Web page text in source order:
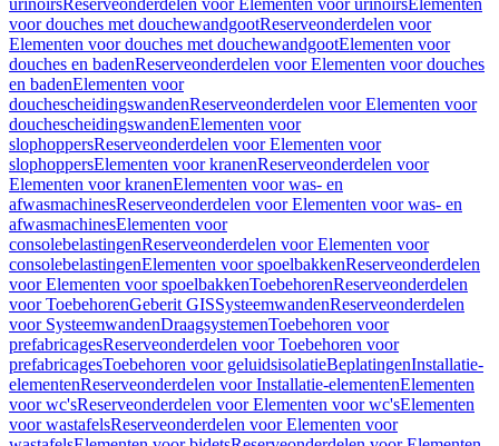
urinoirsReserveonderdelen voor Elementen voor urinoirsElementen
voor douches met douchewandgootReserveonderdelen voor
Elementen voor douches met douchewandgootElementen voor
douches en badenReserveonderdelen voor Elementen voor douches
en badenElementen voor
douchescheidingswandenReserveonderdelen voor Elementen voor
douchescheidingswandenElementen voor
slophoppersReserveonderdelen voor Elementen voor
slophoppersElementen voor kranenReserveonderdelen voor
Elementen voor kranenElementen voor was- en
afwasmachinesReserveonderdelen voor Elementen voor was- en
afwasmachinesElementen voor
consolebelastingenReserveonderdelen voor Elementen voor
consolebelastingenElementen voor spoelbakkenReserveonderdelen
voor Elementen voor spoelbakkenToebehorenReserveonderdelen
voor ToebehorenGeberit GISSysteemwandenReserveonderdelen
voor SysteemwandenDraagsystemenToebehoren voor
prefabricagesReserveonderdelen voor Toebehoren voor
prefabricagesToebehoren voor geluidsisolatieBeplatingenInstallatie-
elementenReserveonderdelen voor Installatie-elementenElementen
voor wc'sReserveonderdelen voor Elementen voor wc'sElementen
voor wastafelsReserveonderdelen voor Elementen voor